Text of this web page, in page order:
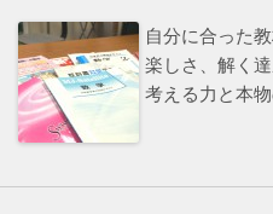
自分に合った
楽しさ、解く
考える力と本